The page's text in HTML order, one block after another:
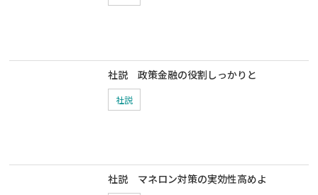
社説 政策金融の役割しっかりと
社説
社説 マネロン対策の実効性高めよ